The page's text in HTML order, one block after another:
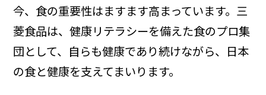
今、食の重要性はますます高まっています。三
菱食品は、健康リテラシーを備えた食のプロ集
団として、自らも健康であり続けながら、日本
の食と健康を支えてまいります。